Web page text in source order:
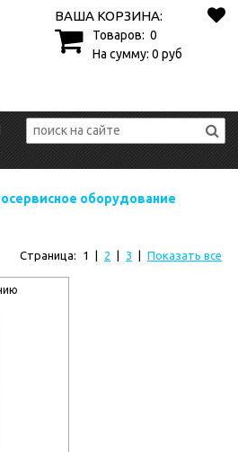
ВАША КОРЗИНА:
Товаров: 0
На сумму: 0 руб
оборудование
Страница: 1 2 3 Показать все